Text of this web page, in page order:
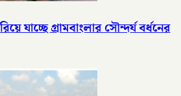
যাচ্ছে গ্রামবাংলার সৌন্দর্য বর্ধনের